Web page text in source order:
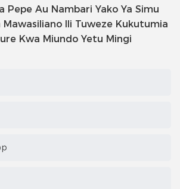
Pepe Au Nambari Yako Ya Simu
Mawasiliano Ili Tuweze Kukutumia
Kwa Miundo Yetu Mingi